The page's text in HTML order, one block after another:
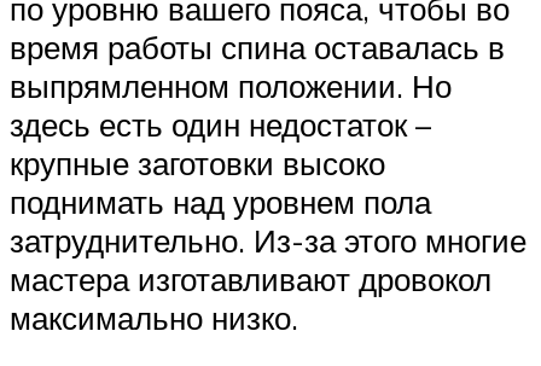
по уровню вашего пояса, чтобы во
время работы спина оставалась в
выпрямленном положении. Но
здесь есть один недостаток –
крупные заготовки высоко
поднимать над уровнем пола
затруднительно. Из-за этого многие
мастера изготавливают дровокол
максимально низко.